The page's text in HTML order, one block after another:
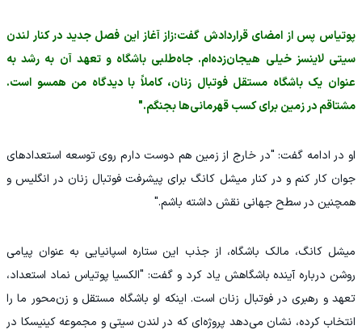
پوتیاس پس از امضای قراردادش گفت:زاز آغاز این فصل جدید در کنار لندن
سیتی لاینسز خیلی هیجان‌زده‌ام. جاه‌طلبی باشگاه و تعهد آن به رشد به
عنوان یک باشگاه مستقل فوتبال زنان، کاملاً با دیدگاه من همسو است.
مشتاقم در زمین برای کسب قهرمانی‌ها بجنگم."
او در ادامه گفت: "در خارج از زمین هم دوست دارم روی توسعه استعدادهای
جوان کار کنم و در کنار میشل کانگ برای پیشرفت فوتبال زنان در انگلیس و
همچنین در سطح جهانی نقش داشته باشم."
میشل کانگ، مالک باشگاه، از جذب این ستاره اسپانیایی به عنوان پیامی
روشن درباره آینده باشگاهش یاد کرد و گفت: "الکسیا پوتیاس نماد استعداد،
تعهد و رهبری در فوتبال زنان است. اینکه او باشگاه مستقل و زن‌محور ما را
انتخاب کرده، نشان می‌دهد پروژه‌ای که در لندن سیتی و مجموعه کینیسکا در